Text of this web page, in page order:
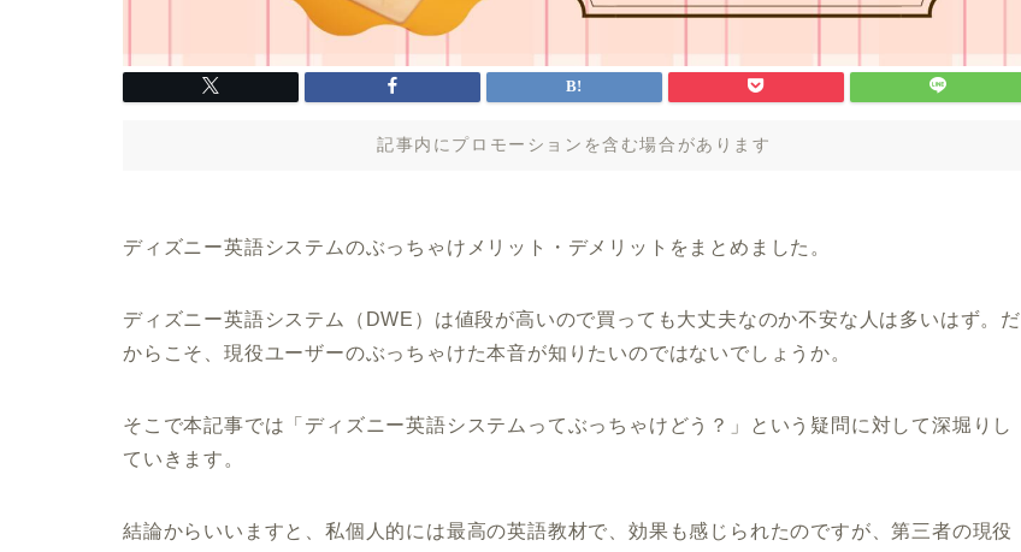
記事内にプロモーションを含む場合があります
ディズニー英語システムのぶっちゃけメリット・デメリットをまとめました。
ディズニー英語システム（DWE）は値段が高いので買っても大丈夫なのか不安な人は多いはず。だ
からこそ、現役ユーザーのぶっちゃけた本音が知りたいのではないでしょうか。
そこで本記事では「ディズニー英語システムってぶっちゃけどう？」という疑問に対して深堀りし
ていきます。
結論からいいますと、私個人的には最高の英語教材で、効果も感じられたのですが、第三者の現役